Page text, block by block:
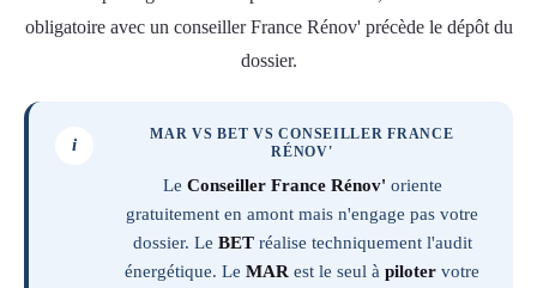
obligatoire avec un conseiller France Rénov' précède le dépôt du
dossier.
i
MAR VS BET VS CONSEILLER FRANCE
RÉNOV'
Le Conseiller France Rénov' oriente
gratuitement en amont mais n'engage pas votre
dossier. Le BETréalise techniquement l'audit
énergétique. Le MAR est le seul à piloter votre